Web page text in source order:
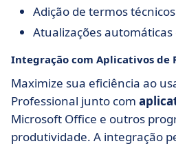
Adição de termos
Atualizações
Integração com Aplicativos de
Maximize sua eficiência ao
Professional junto com
Microsoft Office e outros
produtividade. A integração